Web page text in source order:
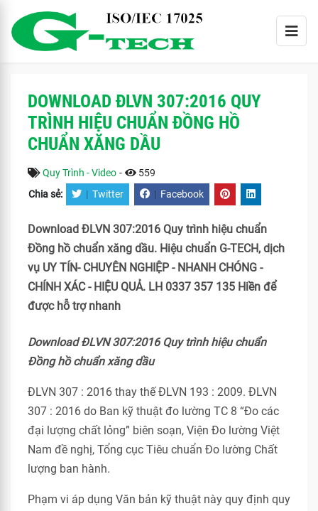
DOWNLOAD ĐLVN 307:2016 QUY
TRÌNH HIỆU CHUẨN ĐỒNG HỒ
CHUẨN XĂNG DẦU
Quy Trình - Video - 559
Chia sẻ: | Twitter | Facebook
Download ĐLVN 307:2016 Quy trình hiệu chuẩn
Đồng hồ chuẩn xăng dầu. Hiệu chuẩn G-TECH, dịch
vụ UY TÍN- CHUYÊN NGHIỆP - NHANH CHÓNG -
CHÍNH XÁC - HIỆU QUẢ. LH 0337 357 135 Hiền để
được hỗ trợ nhanh
Download ĐLVN 307:2016 Quy trình hiệu chuẩn
Đồng hồ chuẩn xăng dầu
ĐLVN 307 : 2016 thay thế ĐLVN 193 : 2009. ĐLVN
307 : 2016 do Ban kỹ thuật đo lường TC 8 “Đo các
đại lượng chất lỏng” biên soạn, Viện Đo lường Việt
Nam đề nghị, Tổng cục Tiêu chuẩn Đo lường Chất
lượng ban hành.
Phạm vi áp dụng Văn bản kỹ thuật này quy định quy